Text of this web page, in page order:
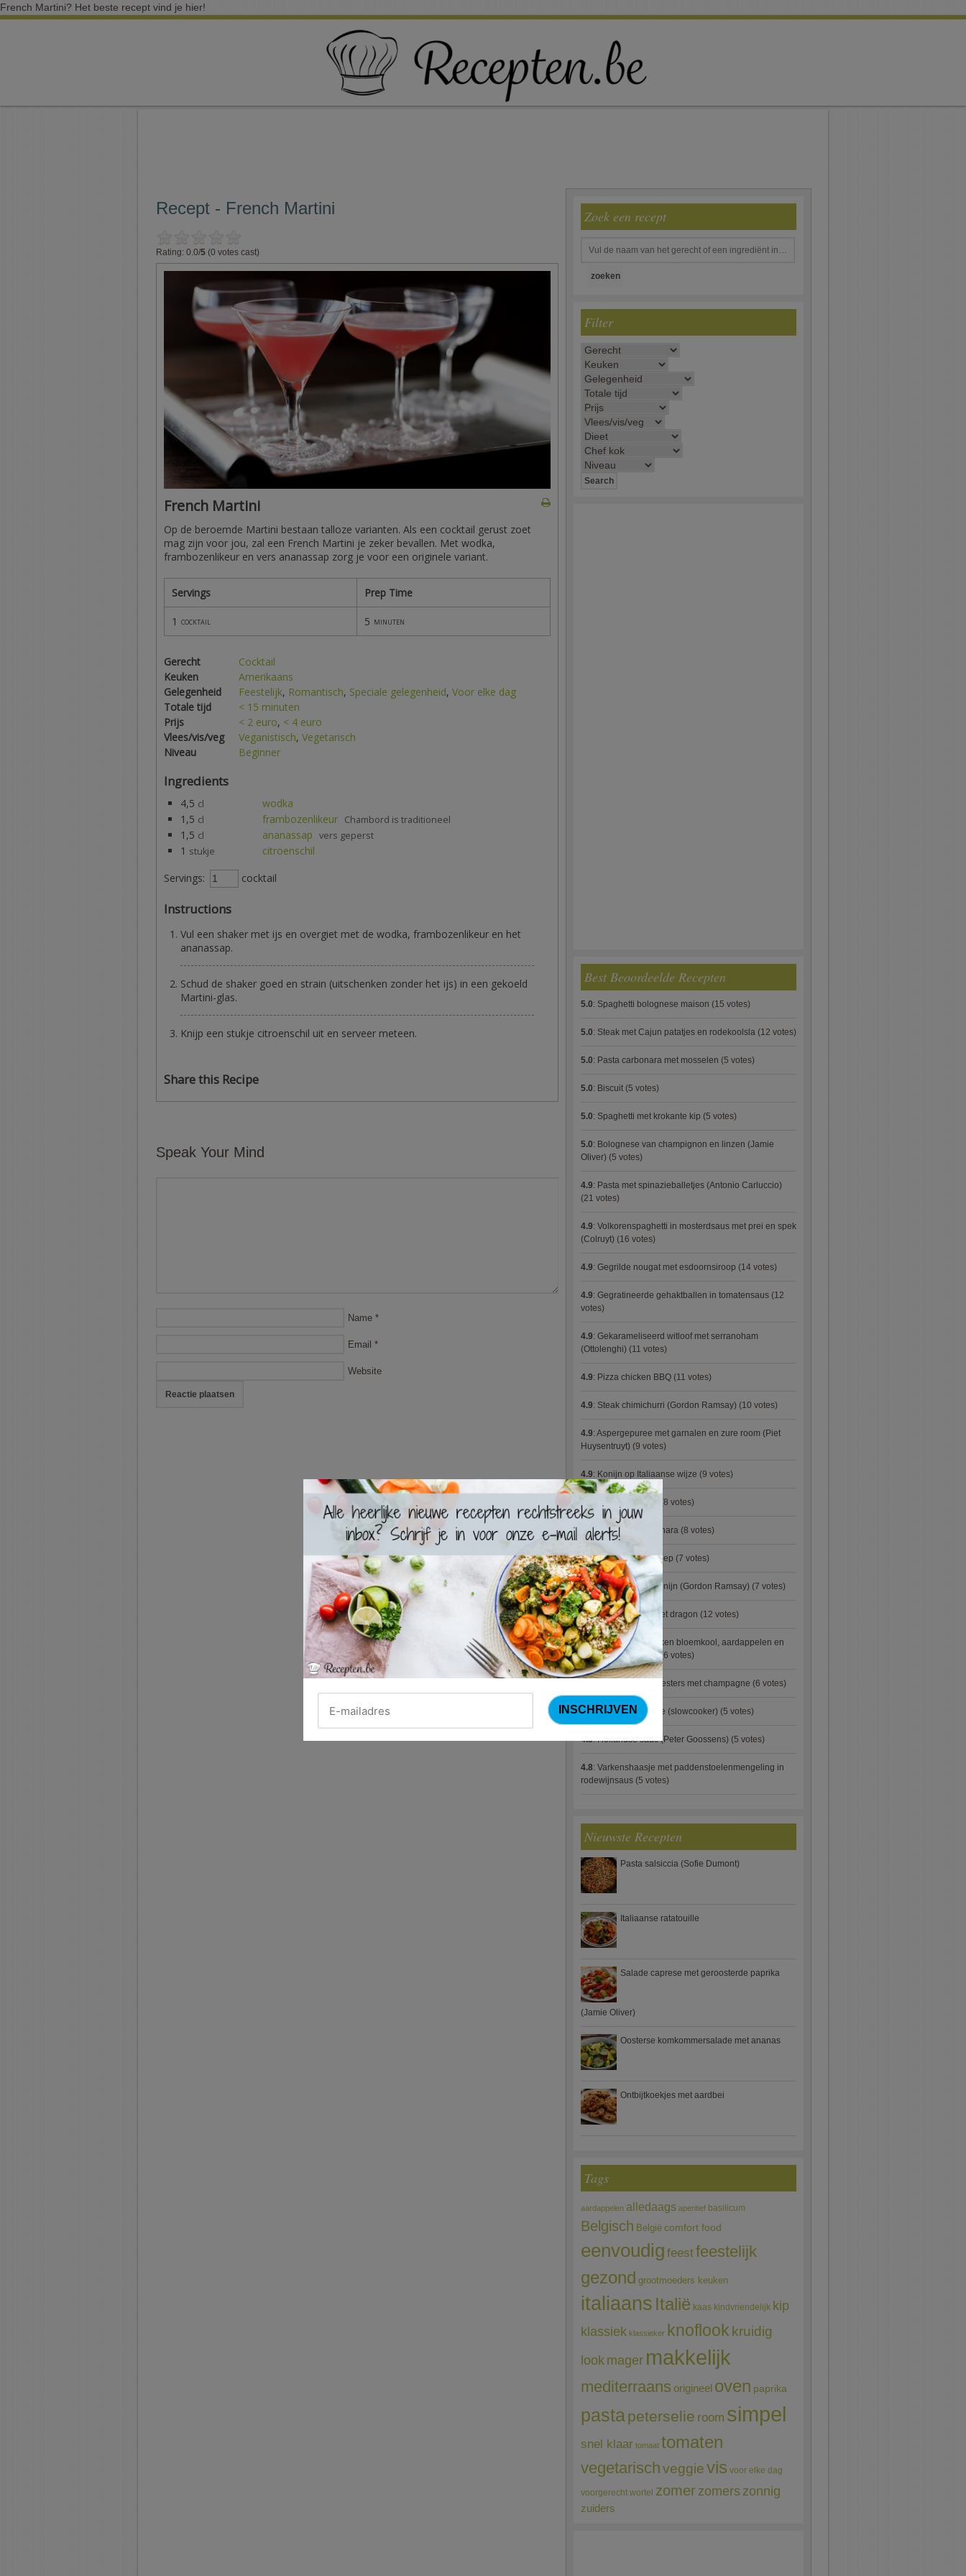
French Martini? Het beste recept vind je hier!
Recept - French Martini
Rating: 0.0/5 (0 votes cast)
French Martini
Op de beroemde Martini bestaan talloze varianten. Als een cocktail gerust zoet
mag zijn voor jou, zal een French Martini je zeker bevallen. Met wodka,
frambozenlikeur en vers ananassap zorg je voor een originele variant.
Servings Prep Time
1 cocktail 5 minuten
Gerecht
Cocktail
Keuken
Amerikaans
Gelegenheid
Feestelijk, Romantisch, Speciale gelegenheid, Voor elke dag
Totale tijd
< 15 minuten
Prijs
< 2 euro, < 4 euro
Vlees/vis/veg
Veganistisch, Vegetarisch
Niveau
Beginner
Ingredients
4,5 cl
wodka
1,5 cl frambozenlikeur Chambord is traditioneel
1,5 cl ananassap vers geperst
1 stukje
citroenschil
Servings:
cocktail
Instructions
Vul een shaker met ijs en overgiet met de wodka, frambozenlikeur en het
ananassap.
Schud de shaker goed en strain (uitschenken zonder het ijs) in een gekoeld
Martini-glas.
Knijp een stukje citroenschil uit en serveer meteen.
Share this Recipe
Speak Your Mind
Name *
Email *
Website
Zoek een recept
Filter
Best Beoordeelde Recepten
5.0: Spaghetti bolognese maison (15 votes)
5.0: Steak met Cajun patatjes en rodekoolsla (12 votes)
5.0: Pasta carbonara met mosselen (5 votes)
5.0: Biscuit (5 votes)
5.0: Spaghetti met krokante kip (5 votes)
5.0: Bolognese van champignon en linzen (Jamie
Oliver) (5 votes)
4.9: Pasta met spinazieballetjes (Antonio Carluccio)
(21 votes)
4.9: Volkorenspaghetti in mosterdsaus met prei en spek
(Colruyt) (16 votes)
4.9: Gegrilde nougat met esdoornsiroop (14 votes)
4.9: Gegratineerde gehaktballen in tomatensaus (12
votes)
4.9: Gekarameliseerd witloof met serranoham
(Ottolenghi) (11 votes)
4.9: Pizza chicken BBQ (11 votes)
4.9: Steak chimichurri (Gordon Ramsay) (10 votes)
4.9: Aspergepuree met garnalen en zure room (Piet
Huysentruyt) (9 votes)
4.9: Konijn op Italiaanse wijze (9 votes)
(8 votes)
4.9:Courgette carbonara (8 votes)
4.9:Aziatische preisoep (7 votes)
4.9:Fricassee van konijn (Gordon Ramsay) (7 votes)
4.8:Gestoofde kip met dragon (12 votes)
4.8:Zalm met gebakken bloemkool, aardappelen en
spek (Jeroen Meus)(6 votes)
Gegratineerde oesters met champagne (6 votes)
4.8:Linzenbolognese (slowcooker) (5 votes)
4.8:Hollandse saus (Peter Goossens) (5 votes)
4.8: Varkenshaasje met paddenstoelenmengeling in
rodewijnsaus (5 votes)
Nieuwste Recepten
Pasta salsiccia (Sofie Dumont)
Italiaanse ratatouille
Salade caprese met geroosterde paprika
(Jamie Oliver)
Oosterse komkommersalade met ananas
Ontbijtkoekjes met aardbei
Tags
aardappelen alledaags aperitief basilicum
Belgisch België comfort food
eenvoudig feestfeestelijk
gezond grootmoeders keuken
italiaans Italië kaas kindvriendelijk kip
klassiek klassieker knoflook kruidig
look mager makkelijk
mediterraans origineel oven paprika
pastapeterselie room simpel
snel klaar tomaat tomaten
vegetarischveggievis voor elke dag
voorgerecht wortel zomerzomerszonnig
zuiders
×